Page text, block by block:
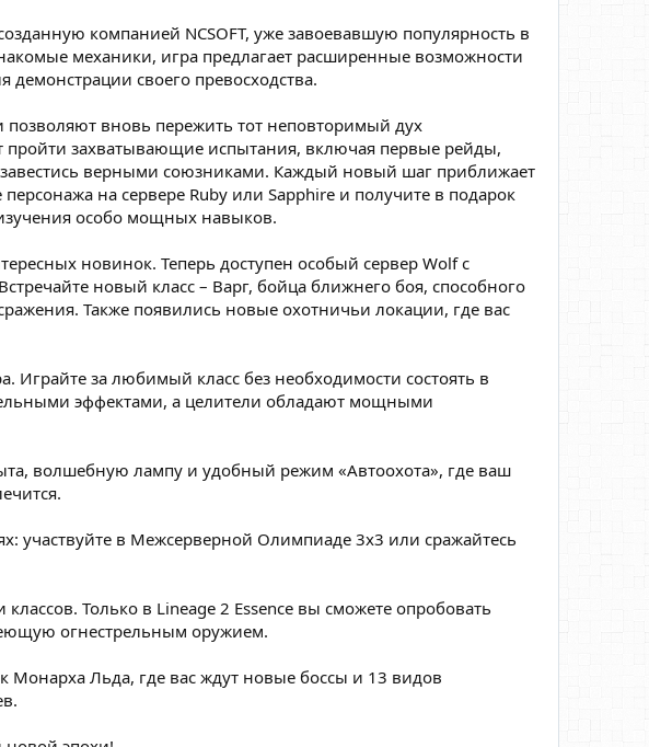
компанией NCSOFT, уже завоевавшую популярность в
механики, игра предлагает расширенные возможности
своего превосходства.
вновь пережить тот неповторимый дух
пройти захватывающие испытания, включая первые рейды,
верными союзниками. Каждый новый шаг приближает
на сервере Ruby или Sapphire и получите в подарок
особо мощных навыков.
новинок. Теперь доступен особый сервер Wolf с
новый класс – Варг, бойца ближнего боя, способного
Также появились новые охотничьи локации, где вас
Играйте за любимый класс без необходимости состоять в
эффектами, а целители обладают мощными
волшебную лампу и удобный режим «Автоохота», где ваш
участвуйте в Межсерверной Олимпиаде 3x3 или сражайтесь
Только в Lineage 2 Essence вы сможете опробовать
огнестрельным оружием.
Монарха Льда, где вас ждут новые боссы и 13 видов